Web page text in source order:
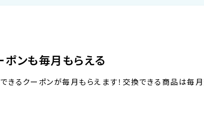
ポンも毎月もらえる
きるクーポンが毎月もらえます！交換できる商品は毎